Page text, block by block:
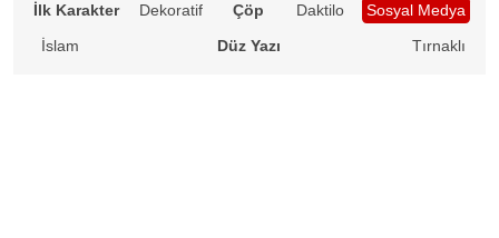
İlk Karakter
Dekoratif Çöp Daktilo
Sosyal Medya
İslam
Düz Yazı Tırnaklı